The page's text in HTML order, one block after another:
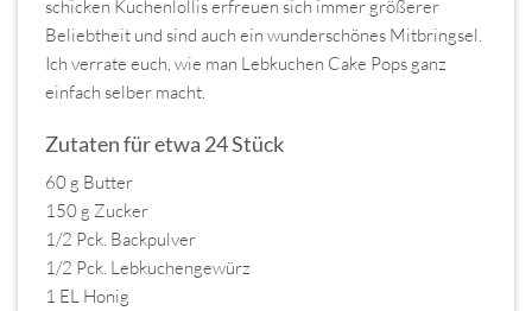
schicken Kuchenlollis erfreuen sich immer größerer
Beliebtheit und sind auch ein wunderschönes Mitbringsel.
Ich verrate euch, wie man Lebkuchen Cake Pops ganz
einfach selber macht.
Zutaten für etwa 24 Stück
60 g Butter
150 g Zucker
1/2 Pck. Backpulver
1/2 Pck. Lebkuchengewürz
1 EL Honig